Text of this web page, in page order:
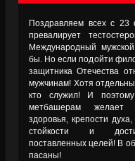
Поздравляем всех с 23
превалирует
Международный
бы. Но если подойти
защитника Отечества
мужчинам! Хотя
кто служил! И
метбашерам желает
здоровья, крепости
стойкости и
поставленных целей! В
пасаны!